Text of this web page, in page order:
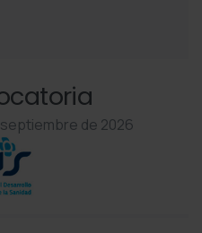
de 2026